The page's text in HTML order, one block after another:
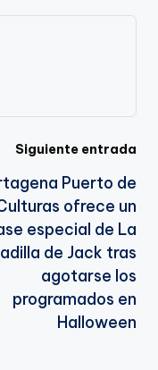
a
Siguiente entrada
Puerto de
ofrece un
especial de La
de Jack tras
agotarse los
programados en
Halloween